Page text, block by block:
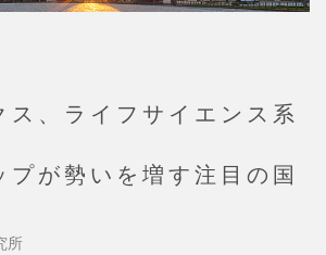
ス、ライフサイエンス系
プが勢いを増す注目の国
所